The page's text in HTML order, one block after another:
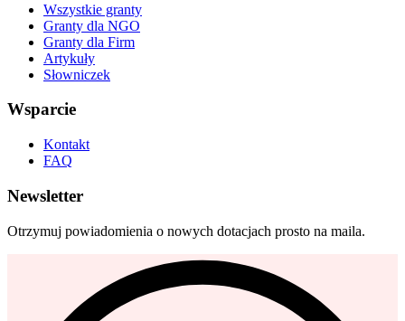
Wszystkie granty
Granty dla NGO
Granty dla Firm
Artykuły
Słowniczek
Wsparcie
Kontakt
FAQ
Newsletter
Otrzymuj powiadomienia o nowych dotacjach prosto na maila.